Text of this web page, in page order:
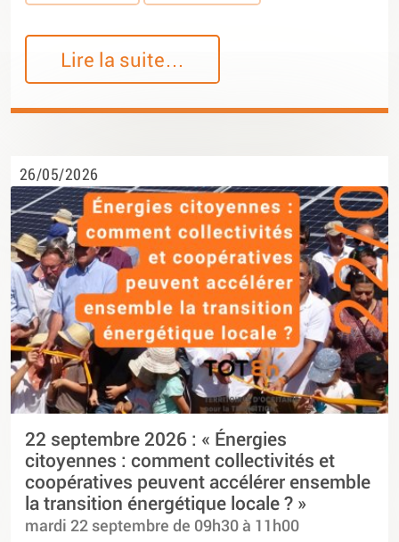
Lire la suite…
26/05/2026
22 septembre 2026 : « Énergies
citoyennes : comment collectivités et
coopératives peuvent accélérer ensemble
la transition énergétique locale ? »
mardi 22 septembre de 09h30 à 11h00